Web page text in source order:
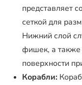
представляет
сеткой для
Нижний слой
фишек, а также
поверхности
Корабли: